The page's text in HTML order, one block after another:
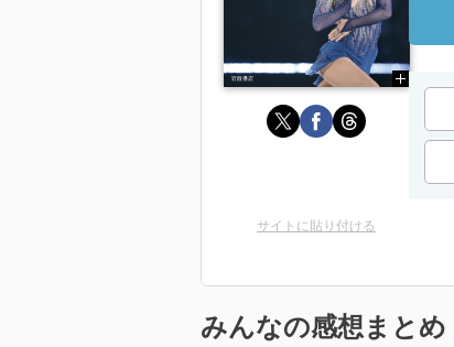
サイトに貼り付ける
みんなの感想まとめ